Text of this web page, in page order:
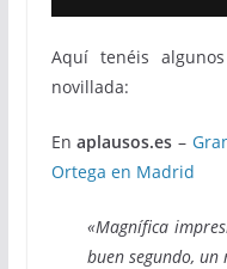
Aquí tenéis
novillada:
Enaplausos.es –
Ortega en Madrid
«Magnífica
buen segundo,